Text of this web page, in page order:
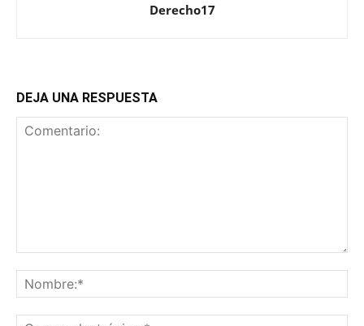
Derecho17
DEJA UNA RESPUESTA